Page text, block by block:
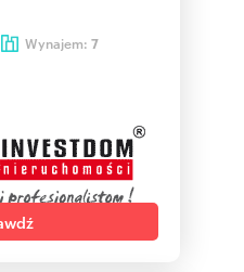
Wynajem: 7